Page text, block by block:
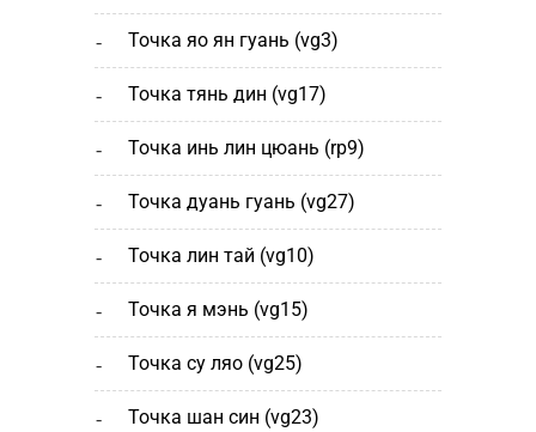
точка яо ян гуань (vg3)
точка тянь дин (vg17)
точка инь лин цюань (rp9)
точка дуань гуань (vg27)
точка лин тай (vg10)
точка я мэнь (vg15)
точка су ляо (vg25)
точка шан cин (vg23)